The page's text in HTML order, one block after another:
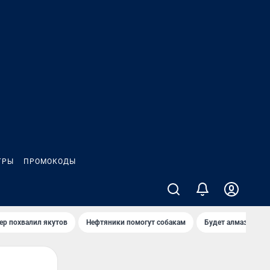
ПРОМОКОДЫ
похвалил якутов Нефтяники помогут собакам Будет алмазный